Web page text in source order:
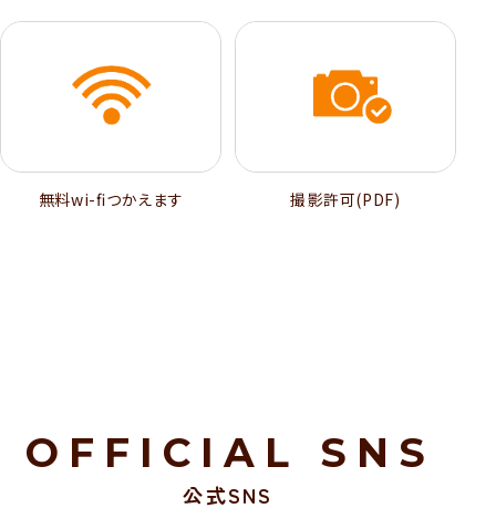
無料wi-ﬁつかえます 撮影許可(PDF)
OFFICIAL SNS
公式SNS